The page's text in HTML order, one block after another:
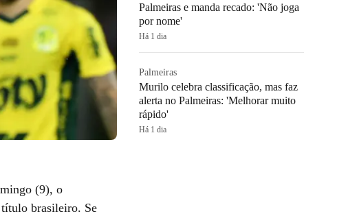
(9), o
título brasileiro. Se
Palmeiras e manda recado: 'Não joga
por nome'
Há 1 dia
Palmeiras
Murilo celebra classificação, mas faz
alerta no Palmeiras: 'Melhorar muito
rápido'
Há 1 dia